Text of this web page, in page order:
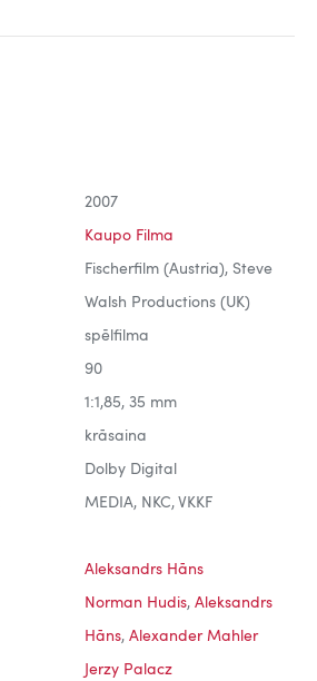
2007
Kaupo Filma
Fischerfilm (Austria), Steve
Walsh Productions (UK)
spēlfilma
90
1:1,85, 35 mm
krāsaina
Dolby Digital
MEDIA, NKC, VKKF
Aleksandrs Hāns
Norman Hudis, Aleksandrs
Hāns, Alexander Mahler
Jerzy Palacz